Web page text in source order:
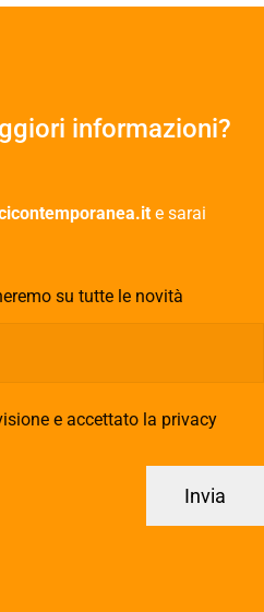
informazioni?
e sarai
su tutte le novità
e accettato la privacy